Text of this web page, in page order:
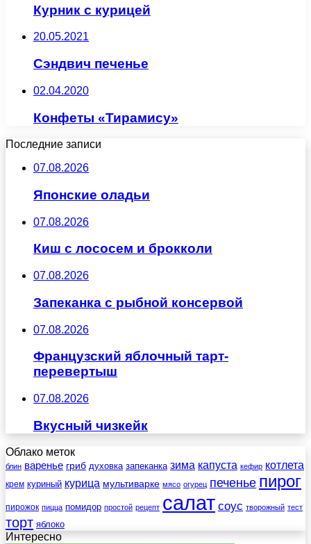
Курник с курицей
20.05.2021
Сэндвич печенье
02.04.2020
Конфеты «Тирамису»
Последние записи
07.08.2026
Японские оладьи
07.08.2026
Киш с лососем и брокколи
07.08.2026
Запеканка с рыбной консервой
07.08.2026
Французский яблочный тарт-
перевертыш
07.08.2026
Вкусный чизкейк
Облако меток
блин варенье гриб духовка запеканка зима капуста кефир котлета
крем куриный курица мультиварке мясо огурец печенье пирог
пирожок пицца помидор простой рецепт салат соус творожный тест
торт яблоко
Интересно